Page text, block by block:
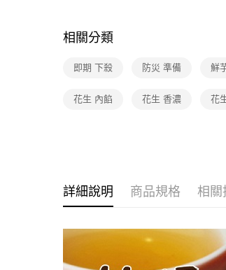
相關分類
即期 下殺 防災 準備 鮮
花生 內餡 花生 香濃 花
詳細說明 商品規格 相關